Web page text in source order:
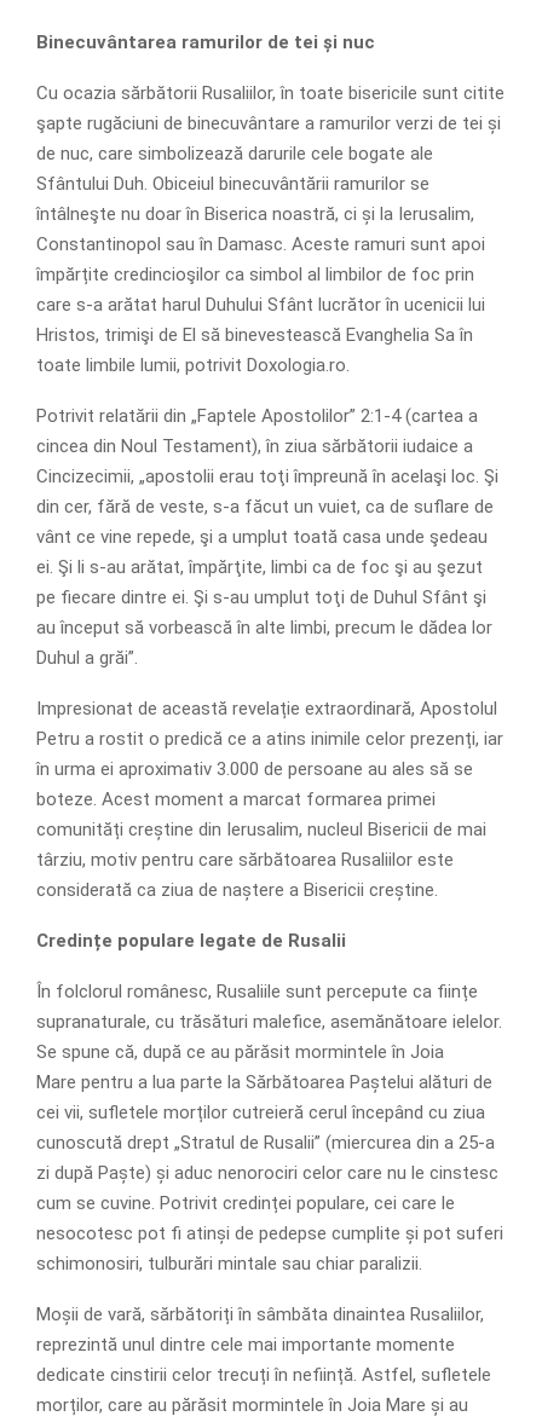
Binecuvântarea ramurilor de tei și nuc
Cu ocazia sărbătorii Rusaliilor, în toate bisericile sunt citite
şapte rugăciuni de binecuvântare a ramurilor verzi de tei și
de nuc, care simbolizează darurile cele bogate ale
Sfântului Duh. Obiceiul binecuvântării ramurilor se
întâlneşte nu doar în Biserica noastră, ci și la Ierusalim,
Constantinopol sau în Damasc. Aceste ramuri sunt apoi
împărțite credincioşilor ca simbol al limbilor de foc prin
care s-a arătat harul Duhului Sfânt lucrător în ucenicii lui
Hristos, trimişi de El să binevestească Evanghelia Sa în
toate limbile lumii, potrivit Doxologia.ro.
Potrivit relatării din „Faptele Apostolilor” 2:1-4 (cartea a
cincea din Noul Testament), în ziua sărbătorii iudaice a
Cincizecimii, „apostolii erau toţi împreună în acelaşi loc. Şi
din cer, fără de veste, s-a făcut un vuiet, ca de suflare de
vânt ce vine repede, şi a umplut toată casa unde şedeau
ei. Şi li s-au arătat, împărţite, limbi ca de foc şi au şezut
pe fiecare dintre ei. Şi s-au umplut toţi de Duhul Sfânt şi
au început să vorbească în alte limbi, precum le dădea lor
Duhul a grăi”.
Impresionat de această revelație extraordinară, Apostolul
Petru a rostit o predică ce a atins inimile celor prezenți, iar
în urma ei aproximativ 3.000 de persoane au ales să se
boteze. Acest moment a marcat formarea primei
comunități creștine din Ierusalim, nucleul Bisericii de mai
târziu, motiv pentru care sărbătoarea Rusaliilor este
considerată ca ziua de naștere a Bisericii creștine.
Credințe populare legate de Rusalii
În folclorul românesc, Rusaliile sunt percepute ca ființe
supranaturale, cu trăsături malefice, asemănătoare ielelor.
Se spune că, după ce au părăsit mormintele în Joia
Mare pentru a lua parte la Sărbătoarea Paștelui alături de
cei vii, sufletele morților cutreieră cerul începând cu ziua
cunoscută drept „Stratul de Rusalii” (miercurea din a 25-a
zi după Paște) și aduc nenorociri celor care nu le cinstesc
cum se cuvine. Potrivit credinței populare, cei care le
nesocotesc pot fi atinși de pedepse cumplite și pot suferi
schimonosiri, tulburări mintale sau chiar paralizii.
Moșii de vară, sărbătoriți în sâmbăta dinaintea Rusaliilor,
reprezintă unul dintre cele mai importante momente
dedicate cinstirii celor trecuți în neființă. Astfel, sufletele
morților, care au părăsit mormintele în Joia Mare și au